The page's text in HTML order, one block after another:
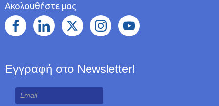
Ακολουθήστε μας
Εγγραφή στο Newsletter!